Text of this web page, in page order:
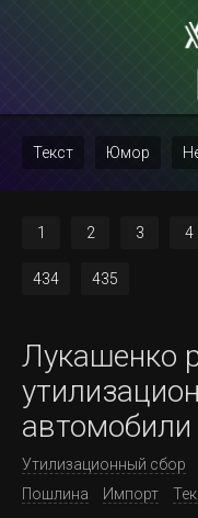
Текст Юмор
1 2 3 4
434 435
Лукашенко
автомобили
Утилизационный сбор
Пошлина
Импорт